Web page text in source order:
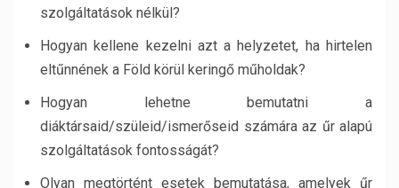
szolgáltatások nélkül?
Hogyan kellene kezelni azt a helyzetet, ha hirtelen
eltűnnének a Föld körül keringő műholdak?
Hogyan lehetne bemutatni a
diáktársaid/szüleid/ismerőseid számára az űr alapú
szolgáltatások fontosságát?
Olyan megtörtént esetek bemutatása, amelyek űr